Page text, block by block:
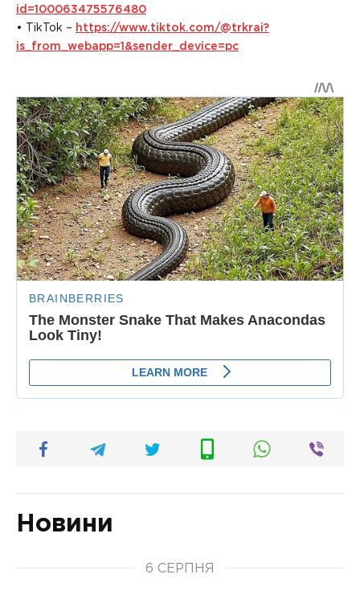
id=100063475576480
• TikTok – https://www.tiktok.com/@trkrai?
is_from_webapp=1&sender_device=pc
Новини
6 СЕРПНЯ